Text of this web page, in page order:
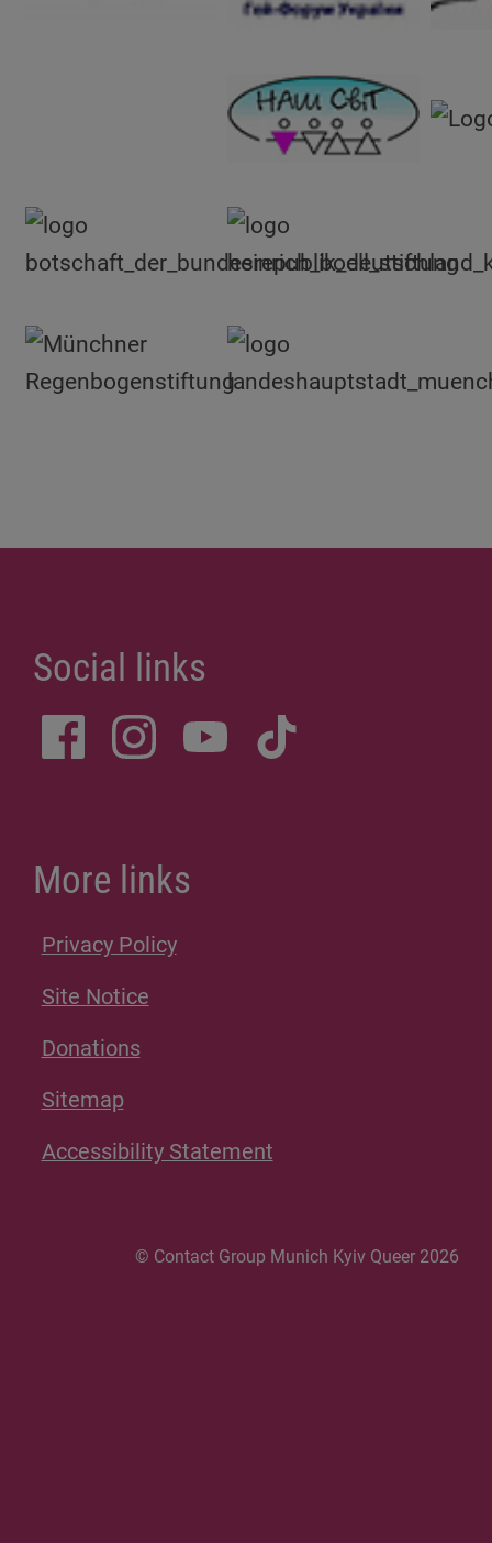
Social links
More links
Privacy Policy
Site Notice
Donations
Sitemap
Accessibility Statement
© Contact Group Munich Kyiv Queer 2026